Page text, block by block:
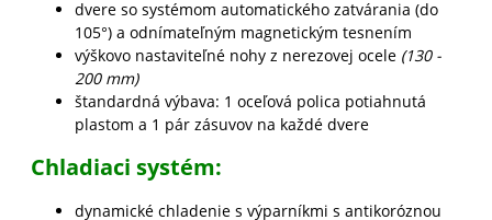
dvere so systémom automatického zatvárania (do
105°) a odnímateľným magnetickým tesnením
výškovo nastaviteľné nohy z nerezovej ocele (130 -
200 mm)
štandardná výbava: 1 oceľová polica potiahnutá
plastom a 1 pár zásuvov na každé dvere
Chladiaci systém:
dynamické chladenie s výparníkmi s antikoróznou